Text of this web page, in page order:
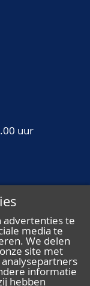
uur
advertenties te
media te
We delen
site met
informatie
hebben